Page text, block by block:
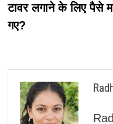
टावर लगाने के लिए पैसे
गए?